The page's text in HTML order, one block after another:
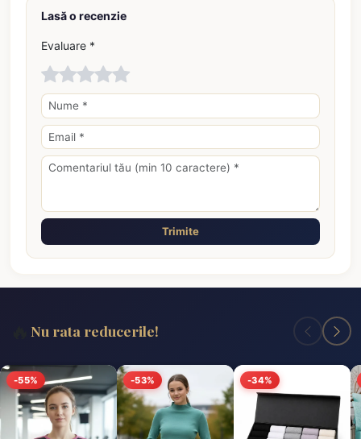
Lasă o recenzie
Evaluare *
Trimite
Nu rata reducerile!
-55% -53% -34%